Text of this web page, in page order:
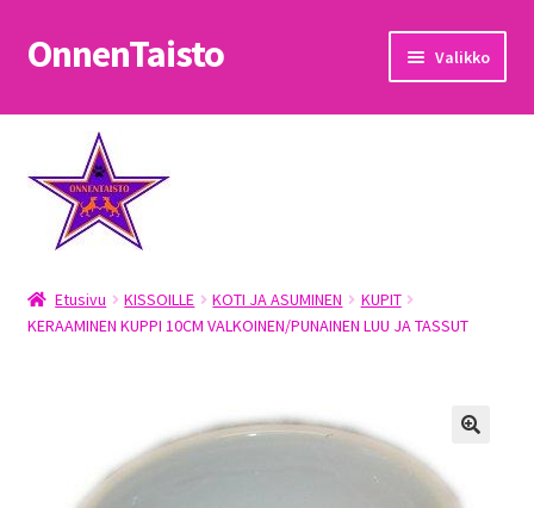
Siirry
navigointiin
Siirry
sisältöön
OnnenTaisto Valikko
Etusivu
Kassa
Oma tili
OnnenTaisto
Etusivu KISSOILLE KOTI JA ASUMINEN
KUPIT
KERAAMINEN KUPPI 10CM VALKOINEN/PUNAINEN LUU JA TASSUT